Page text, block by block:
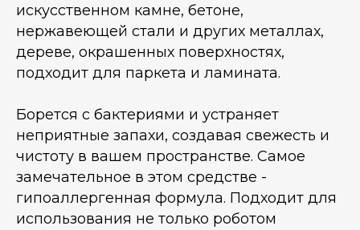
искусственном камне, бетоне,
нержавеющей стали и других металлах,
дереве, окрашенных поверхностях,
подходит для паркета и ламината.
Борется с бактериями и устраняет
неприятные запахи, создавая свежесть и
чистоту в вашем пространстве. Самое
замечательное в этом средстве -
гипоаллергенная формула. Подходит для
использования не только роботом